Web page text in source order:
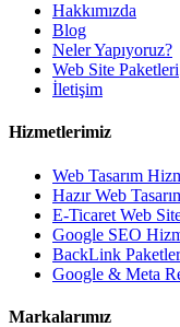
Hakkımızda
Blog
Neler Yapıyoruz?
Web Site Paketleri
İletişim
Hizmetlerimiz
Web Tasarım
Hazır Web
E-Ticaret Web
Google SEO
BackLink
Google & Meta
Markalarımız